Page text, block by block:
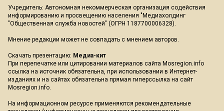
Учредитель: Автономная некоммерческая организация содействия
информированию и просвещению населения "Медиахолдинг
"Общественная служба новостей" (ОГРН 1187700006328).
Мнение редакции может не совпадать с мнением авторов.
Скачать презентацию: Медиа-кит
При перепечатке или цитировании материалов сайта Mosregion.info
ссылка на источник обязательна, при использовании в Интернет-
изданиях и на сайтах обязательна прямая гиперссылка на сайт
Mosregion.info.
На информационном ресурсе применяются рекомендательные